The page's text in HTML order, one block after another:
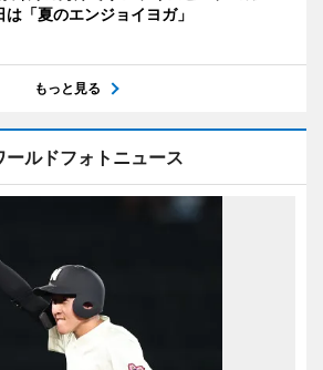
は「夏のエンジョイヨガ」
もっと見る
ールドフォトニュース